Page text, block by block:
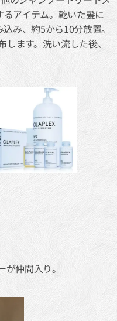
アイテム。乾いた髪に
み、約5から10分放置。
ます。洗い流した後、
が仲間入り。